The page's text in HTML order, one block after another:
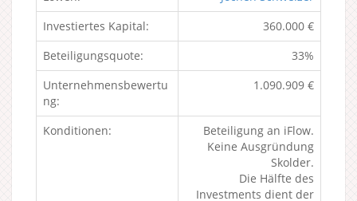
Investiertes Kapital:
360.000 €
Beteiligungsquote:
33%
Unternehmensbewertu
ng:
1.090.909 €
Konditionen:
Beteiligung an iFlow.
Keine Ausgründung
Skolder.
Die Hälfte des
Investments dient der